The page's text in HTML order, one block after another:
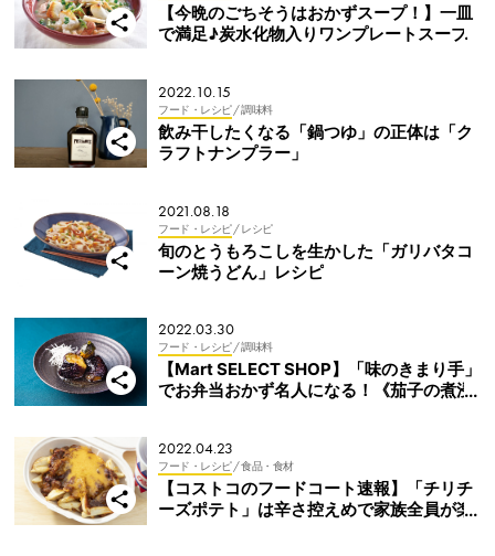
【今晩のごちそうはおかずスープ！】一皿
で満足♪炭水化物入りワンプレートスープ
2022.10.15
フード・レシピ/ 調味料
飲み干したくなる「鍋つゆ」の正体は「ク
ラフトナンプラー」
2021.08.18
フード・レシピ/ レシピ
旬のとうもろこしを生かした「ガリバタコ
ーン焼うどん」レシピ
2022.03.30
フード・レシピ/ 調味料
【Mart SELECT SHOP】「味のきまり手」
でお弁当おかず名人になる！《茄子の煮浸
2022.04.23
フード・レシピ/ 食品・食材
【コストコのフードコート速報】「チリチ
ーズポテト」は辛さ控えめで家族全員が楽